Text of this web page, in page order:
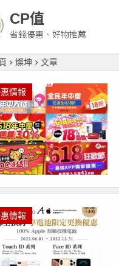
CP值
省錢優惠、好物推薦
燦坤 文章
情報
情報